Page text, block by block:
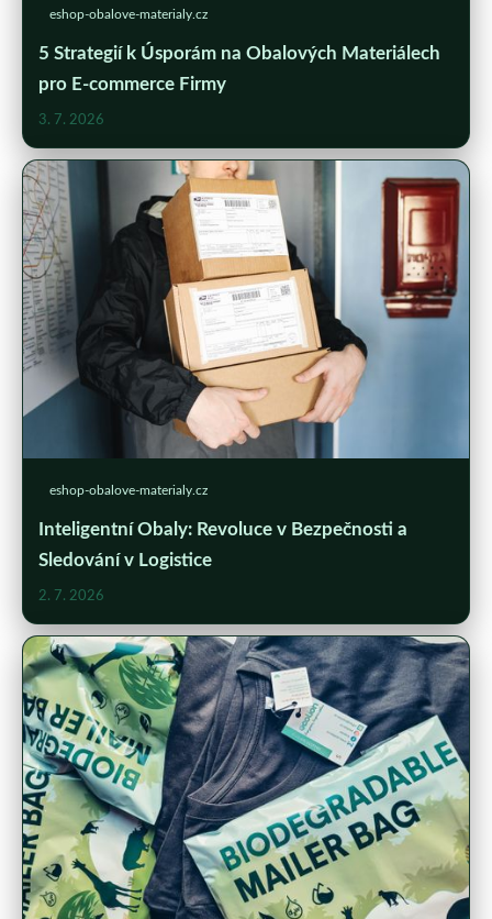
eshop-obalove-materialy.cz
5 Strategií k Úsporám na Obalových Materiálech
pro E-commerce Firmy
3. 7. 2026
eshop-obalove-materialy.cz
Inteligentní Obaly: Revoluce v Bezpečnosti a
Sledování v Logistice
2. 7. 2026